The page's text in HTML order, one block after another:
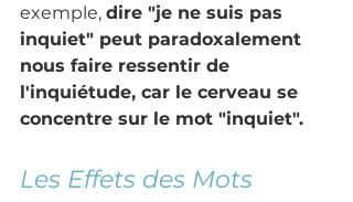
exemple, dire "je ne suis pas
inquiet" peut paradoxalement
nous faire ressentir de
l'inquiétude, car le cerveau se
concentre sur le mot "inquiet".
Les Effets des Mots